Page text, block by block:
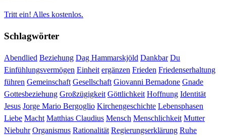
Tritt ein! Alles kostenlos.
Schlagwörter
Abendlied Beziehung Dag Hammarskjöld Dankbar Du
Einfühlungsvermögen Einheit ergänzen Frieden Friedenserhaltung
führen Gemeinschaft Gesellschaft Giovanni Bernadone Gnade
Gottesbeziehung Großzügigkeit Göttlichkeit Hoffnung Identität
Jesus Jorge Mario Bergoglio Kirchengeschichte Lebensphasen
Liebe Macht Matthias Claudius Mensch Menschlichkeit Mutter
Niebuhr Organismus Rationalität Regierungserklärung Ruhe